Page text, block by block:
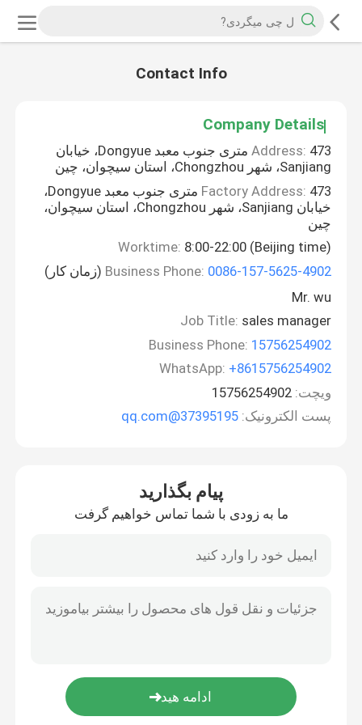
Contact Info
Company Details
Address:
473 متری جنوب معبد Dongyue، خیابان
Sanjiang، شهر Chongzhou، استان سیچوان، چین
Factory Address:
473 متری جنوب معبد Dongyue،
خیابان Sanjiang، شهر Chongzhou، استان سیچوان،
چین
Worktime: 8:00-22:00 (Beijing time)
Business Phone: 0086-157-5625-4902
(زمان کار)
Mr. wu
Job Title: sales manager
Business Phone: 15756254902
WhatsApp: +8615756254902
ویچت: 15756254902
پست الکترونیک: 37395195@qq.com
پیام بگذارید
ما به زودی با شما تماس خواهیم گرفت